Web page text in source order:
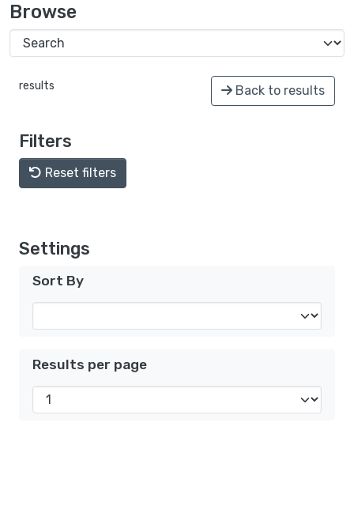
Browse
results Back to results
Filters
Reset filters
Settings
Sort By
Results per page